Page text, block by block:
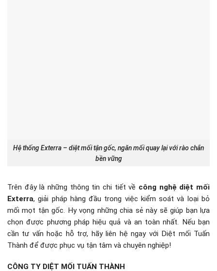
Hệ thống Exterra – diệt mối tận gốc, ngăn mối quay lại với rào chắn
bền vững
Trên đây là những thông tin chi tiết về công nghệ diệt mối
Exterra, giải pháp hàng đầu trong việc kiểm soát và loại bỏ
mối mọt tận gốc. Hy vọng những chia sẻ này sẽ giúp bạn lựa
chọn được phương pháp hiệu quả và an toàn nhất. Nếu bạn
cần tư vấn hoặc hỗ trợ, hãy liên hệ ngay với Diệt mối Tuấn
Thành để được phục vụ tận tâm và chuyên nghiệp!
CÔNG TY DIỆT MỐI TUẤN THÀNH